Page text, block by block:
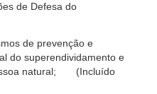
de Defesa do
de prevenção e
do superendividamento e
natural; (Incluído